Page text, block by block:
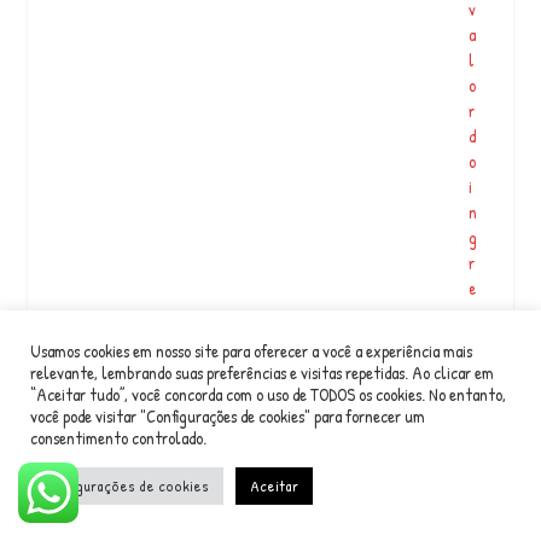
i
n
h
o
c
ã
o
”
@
s
p
e
o
#
s
v
a
l
o
r
d
o
i
n
g
r
e
o
é
Usamos cookies em nosso site para oferecer a você a experiência mais
relevante, lembrando suas preferências e visitas repetidas. Ao clicar em
“Aceitar tudo”, você concorda com o uso de TODOS os cookies. No entanto,
você pode visitar "Configurações de cookies" para fornecer um
consentimento controlado.
Configurações de cookies Aceitar